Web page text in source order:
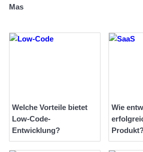
Mas
Welche Vorteile bietet
Low-Code-
Entwicklung?
Wie